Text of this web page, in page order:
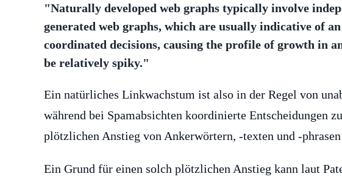
"Naturally developed web graphs typically involve
generated web graphs, which are usually indicative of
coordinated decisions, causing the profile of growth in
be relatively spiky."
Ein natürliches Linkwachstum ist also in der Regel von
während bei Spamabsichten koordinierte Entscheidungen
plötzlichen Anstieg von Ankerwörtern, -texten und -
Ein Grund für einen solch plötzlichen Anstieg kann laut